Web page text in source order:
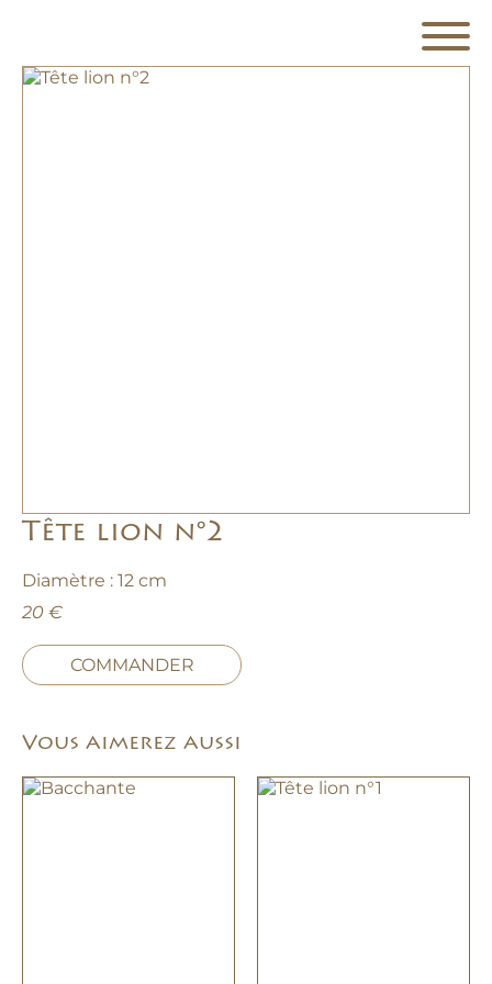
Tête lion n°2
Diamètre : 12 cm
20 €
COMMANDER
Vous aimerez aussi